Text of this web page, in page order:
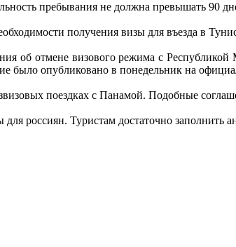
пребывания не должна превышать 90
получения визы для въезда в
об отмене визового режима с
было опубликовано в понедельник на
поездках с Панамой. Подобные
россиян. Туристам достаточно заполнить